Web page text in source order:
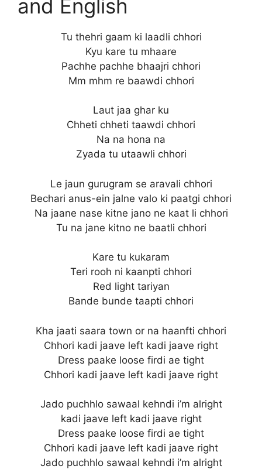
and English
Tu thehri gaam ki laadli chhori
Kyu kare tu mhaare
Pachhe pachhe bhaajri chhori
Mm mhm re baawdi chhori
Laut jaa ghar ku
Chheti chheti taawdi chhori
Na na hona na
Zyada tu utaawli chhori
Le jaun gurugram se aravali chhori
Bechari anus-ein jalne valo ki paatgi chhori
Na jaane nase kitne jano ne kaat li chhori
Tu na jane kitno ne baatli chhori
Kare tu kukaram
Teri rooh ni kaanpti chhori
Red light tariyan
Bande bunde taapti chhori
Kha jaati saara town or na haanfti chhori
Chhori kadi jaave left kadi jaave right
Dress paake loose firdi ae tight
Chhori kadi jaave left kadi jaave right
Jado puchhlo sawaal kehndi i’m alright
kadi jaave left kadi jaave right
Dress paake loose firdi ae tight
Chhori kadi jaave left kadi jaave right
Jado puchhlo sawaal kehndi i’m alright